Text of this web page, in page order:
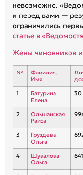
невозможно.
и перед вами —
ограничились
статье в
Жены чиновников
№
Фамилия,
Имя
1
Батурина
Елена
30
2
Ольшанская
Раиса
3
Груздева
Ольга
4
Шувалова
Ольга